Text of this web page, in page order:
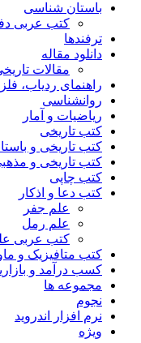
باستان شناسی
کتب عربی
ترفندها
دانلود مقاله
مقالات
راهنمای ردیاب،
روانشناسی
ریاضیات و آمار
کتب تاریخی
کتب تاریخی و
کتب تاریخی و
کتب چاپی
کتب دعا و اذکار
علم جفر
علم رمل
کتب عربی
کتب متافیزیک و
کسب درآمد و
مجموعه ها
نجوم
نرم افزار اندروید
ویژه